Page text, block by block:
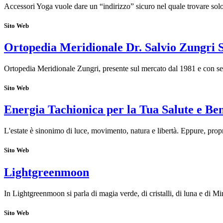
Accessori Yoga vuole dare un “indirizzo” sicuro nel quale trovare
Sito Web
Ortopedia Meridionale Dr. Salvio Zungri
Ortopedia Meridionale Zungri, presente sul mercato dal 1981 e con
Sito Web
Energia Tachionica per la Tua Salute e
L'estate è sinonimo di luce, movimento, natura e libertà. Eppure,
Sito Web
Lightgreenmoon
In Lightgreenmoon si parla di magia verde, di cristalli, di luna e di
Sito Web